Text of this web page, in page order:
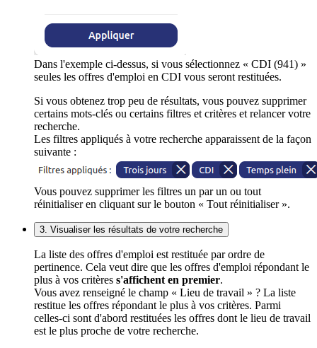
Dans l'exemple ci-dessus, si vous sélectionnez « CDI (941) »
seules les offres d'emploi en CDI vous seront restituées.
Si vous obtenez trop peu de résultats, vous pouvez supprimer
certains mots-clés ou certains filtres et critères et relancer votre
recherche.
Les filtres appliqués à votre recherche apparaissent de la façon
suivante :
Vous pouvez supprimer les filtres un par un ou tout
réinitialiser en cliquant sur le bouton « Tout réinitialiser ».
3. Visualiser les résultats de votre recherche
La liste des offres d'emploi est restituée par ordre de
pertinence. Cela veut dire que les offres d'emploi répondant le
plus à vos critères s'affichent en premier.
Vous avez renseigné le champ « Lieu de travail » ? La liste
restitue les offres répondant le plus à vos critères. Parmi
celles-ci sont d'abord restituées les offres dont le lieu de travail
est le plus proche de votre recherche.